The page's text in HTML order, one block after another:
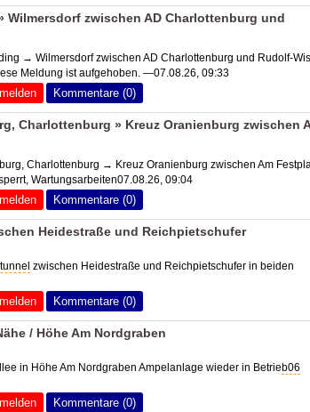
Wilmersdorf zwischen AD Charlottenburg und
→ Wilmersdorf zwischen AD Charlottenburg und Rudolf-
Meldung ist aufgehoben. —07.08.26, 09:33
Kommentare (0)
Charlottenburg » Kreuz Oranienburg zwischen
Charlottenburg → Kreuz Oranienburg zwischen Am
Wartungsarbeiten07.08.26, 09:04
Kommentare (0)
Heidestraße und Reichpietschufer
zwischen Heidestraße und Reichpietschufer in beiden
Kommentare (0)
/ Höhe Am Nordgraben
in Höhe Am Nordgraben Ampelanlage wieder in Betrieb06
Kommentare (0)